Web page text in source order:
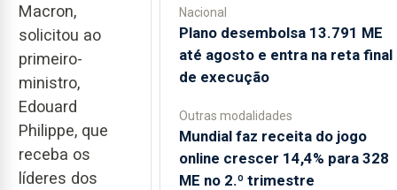
Macron,
solicitou ao
primeiro-
ministro,
Edouard
Philippe, que
receba os
líderes dos
Nacional
Plano desembolsa 13.791 ME
até agosto e entra na reta final
de execução
Outras modalidades
Mundial faz receita do jogo
online crescer 14,4% para 328
ME no 2.º trimestre